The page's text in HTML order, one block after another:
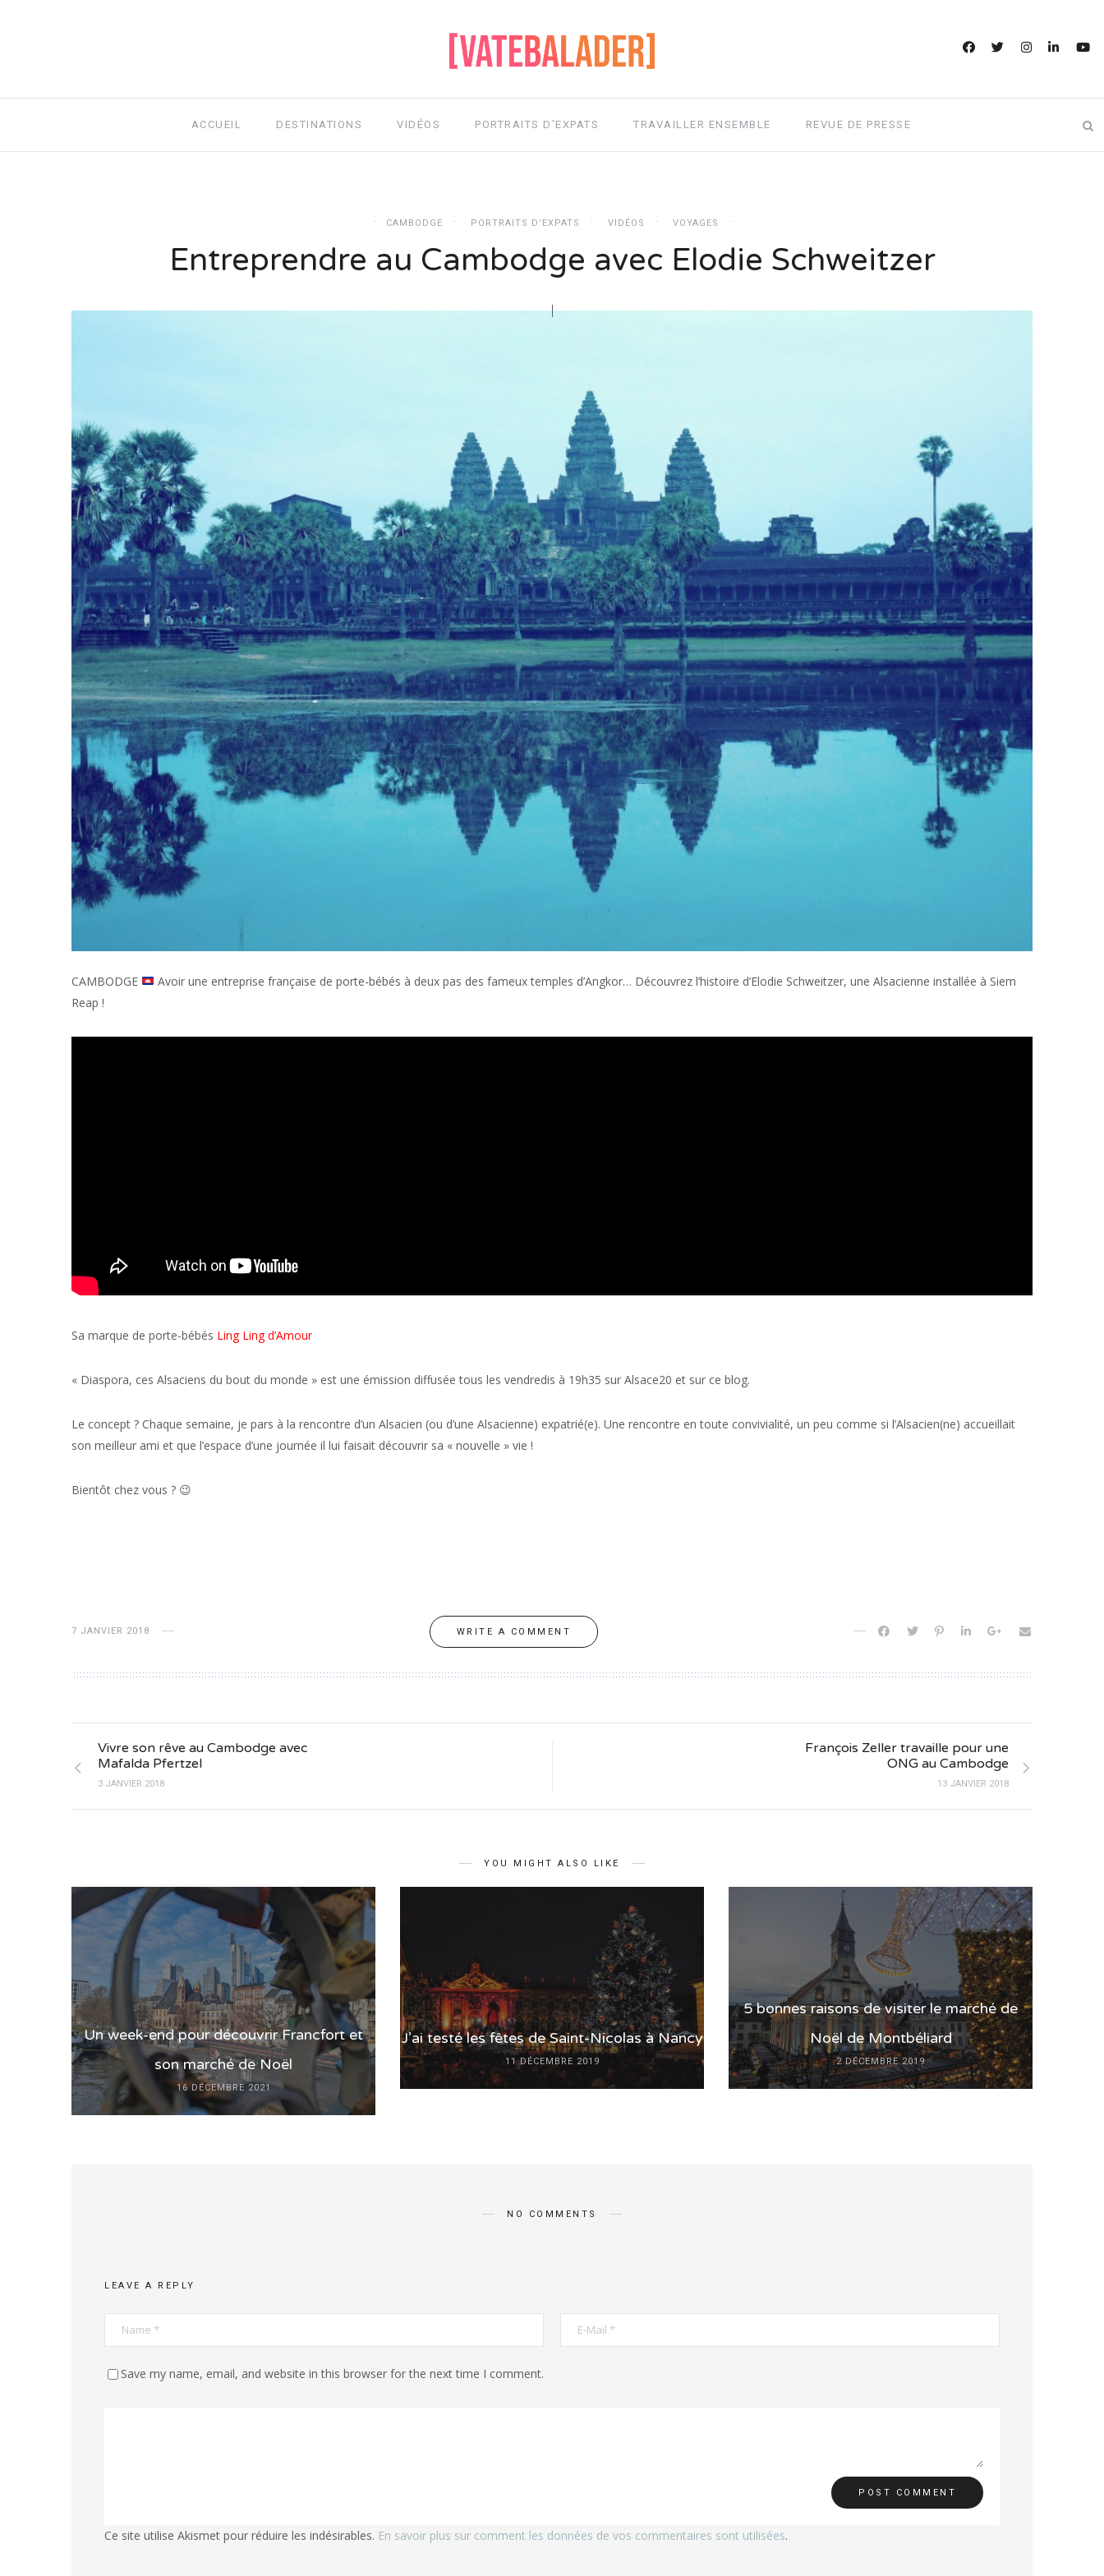
ACCUEIL DESTINATIONS VIDÉOS PORTRAITS D’EXPATS TRAVAILLER ENSEMBLE REVUE DE PRESSE
CAMBODGE PORTRAITS D’EXPATS VIDÉOS VOYAGES
Entreprendre au Cambodge avec Elodie Schweitzer
CAMBODGE
Avoir une entreprise française de porte-bébés à deux pas des fameux temples d’Angkor… Découvrez l’histoire d’Elodie Schweitzer, une Alsacienne installée à Siem
Reap !
Sa marque de porte-bébés Ling Ling d’Amour
« Diaspora, ces Alsaciens du bout du monde » est une émission diffusée tous les vendredis à 19h35 sur Alsace20 et sur ce blog.
Le concept ? Chaque semaine, je pars à la rencontre d’un Alsacien (ou d’une Alsacienne) expatrié(e). Une rencontre en toute convivialité, un peu comme si l’Alsacien(ne) accueillait
son meilleur ami et que l’espace d’une journée il lui faisait découvrir sa « nouvelle » vie !
Bientôt chez vous ? 😉
7 JANVIER 2018 WRITE A COMMENT
Vivre son rêve au Cambodge avec
Mafalda Pfertzel
3 JANVIER 2018
François Zeller travaille pour une
ONG au Cambodge
13 JANVIER 2018
YOU MIGHT ALSO LIKE
Un week-end pour découvrir Francfort et
son marché de Noël
16 DÉCEMBRE 2021
J’ai testé les fêtes de Saint-Nicolas à Nancy
11 DÉCEMBRE 2019
5 bonnes raisons de visiter le marché de
Noël de Montbéliard
2 DÉCEMBRE 2019
NO COMMENTS
LEAVE A REPLY
Save my name, email, and website in this browser for the next time I comment.
Ce site utilise Akismet pour réduire les indésirables. En savoir plus sur comment les données de vos commentaires sont utilisées.